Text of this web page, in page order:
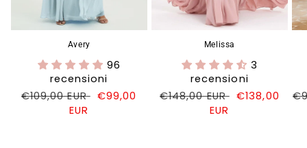
Avery
96
recensioni
Prezzo
€109,00 EUR
Prezzo
€99,00
EUR
Melissa
3
recensioni
Prezzo
€148,00 EUR
Prezzo
€138,00
EUR